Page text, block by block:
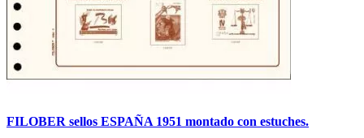
FILOBER sellos ESPAÑA 1951 montado con estuches.